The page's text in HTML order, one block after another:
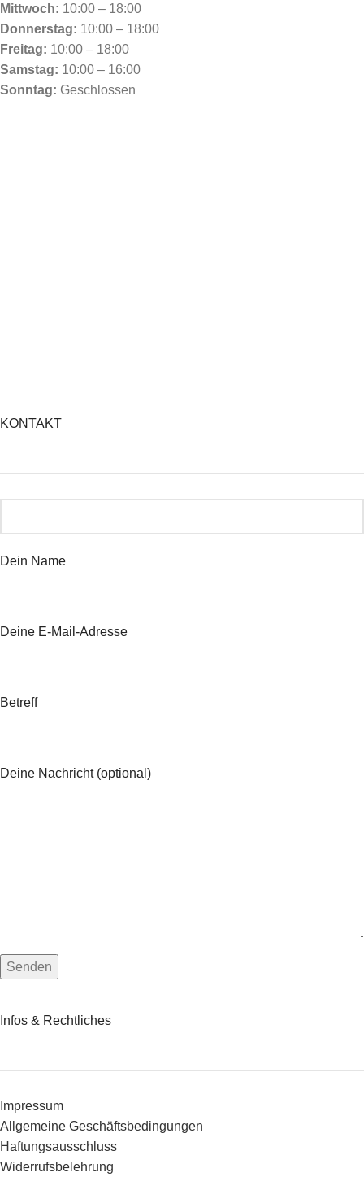
Mittwoch: 10:00 – 18:00
Donnerstag: 10:00 – 18:00
Freitag: 10:00 – 18:00
Samstag: 10:00 – 16:00
Sonntag: Geschlossen
KONTAKT
Dein Name
Deine E-Mail-Adresse
Betreff
Deine Nachricht (optional)
Infos & Rechtliches
Impressum
Allgemeine Geschäftsbedingungen
Haftungsausschluss
Widerrufsbelehrung